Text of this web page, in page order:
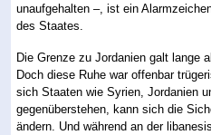
unaufgehalten –, ist ein
des Staates.
Die Grenze zu Jordanien galt lange
Doch diese Ruhe war offenbar
sich Staaten wie Syrien, Jordanien
gegenüberstehen, kann sich die
ändern. Und während an der